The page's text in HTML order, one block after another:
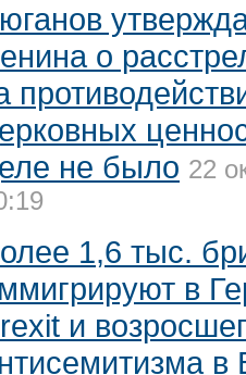
о
не было 22
1,6 тыс.
в
и
в